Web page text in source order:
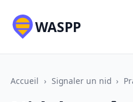
WASPP
Accueil › Signaler un nid ›